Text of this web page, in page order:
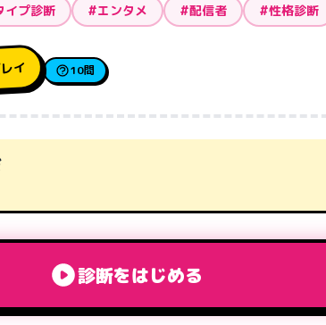
イプ診断 #エンタメ #配信者 #性格診断
イ 10問
診断をはじめる